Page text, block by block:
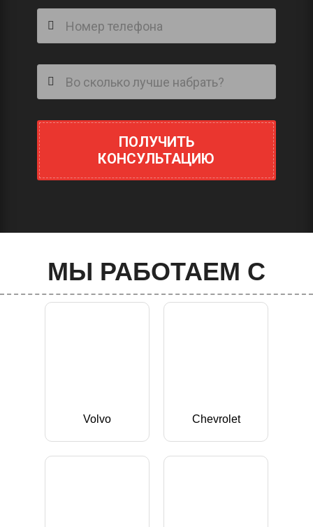
ПОЛУЧИТЬ
КОНСУЛЬТАЦИЮ
МЫ РАБОТАЕМ С
Volvo Chevrolet